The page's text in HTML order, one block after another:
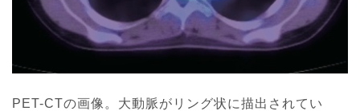
PET-CTの画像。大動脈がリング状に描出されてい